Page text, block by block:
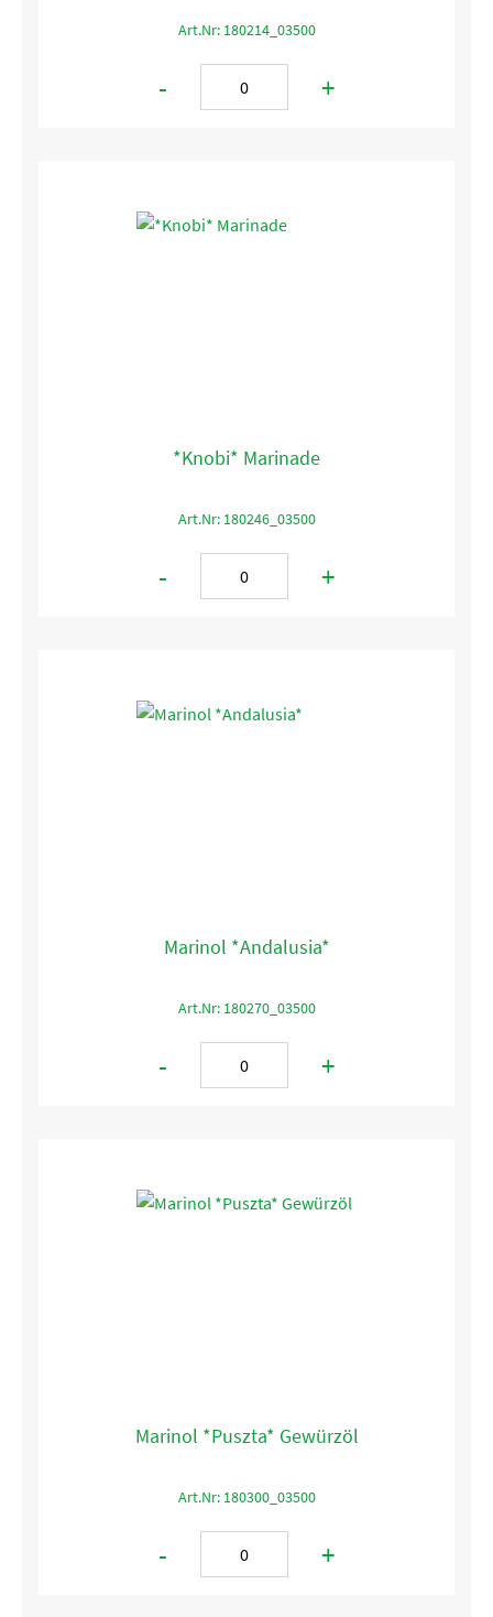
Art.Nr: 180214_03500
- +
*Knobi* Marinade
Art.Nr: 180246_03500
- +
Marinol *Andalusia*
Art.Nr: 180270_03500
- +
Marinol *Puszta* Gewürzöl
Art.Nr: 180300_03500
- +